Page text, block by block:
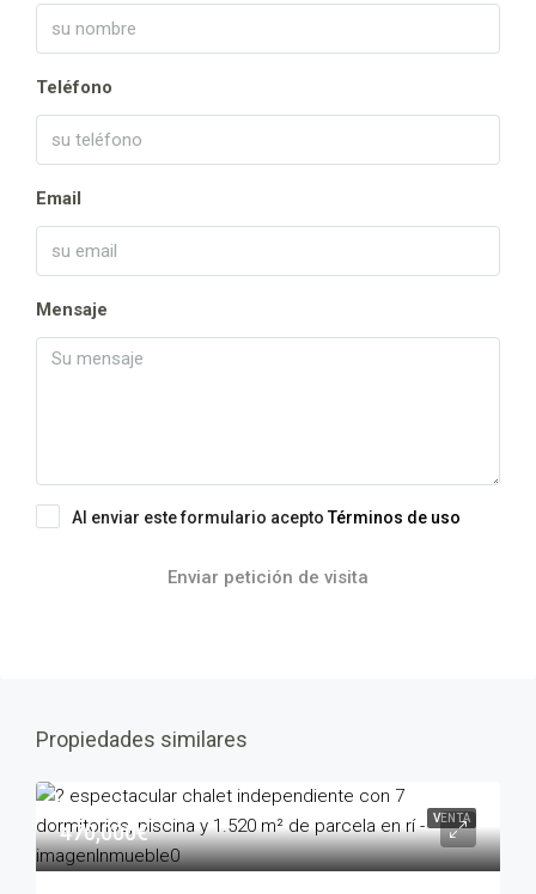
Teléfono
Email
Mensaje
Al enviar este formulario aceptoTérminos de uso
Enviar petición de visita
Propiedades similares
VENTA
470,000€